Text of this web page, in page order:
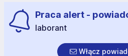
Praca alert -
laborant
Włącz